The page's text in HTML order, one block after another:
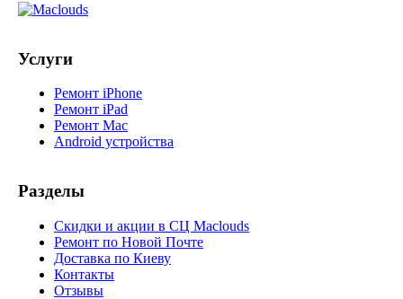
Услуги
Ремонт iPhone
Ремонт iPad
Ремонт Mac
Android устройства
Разделы
Скидки и акции в СЦ Maclouds
Ремонт по Новой Почте
Доставка по Киеву
Контакты
Отзывы